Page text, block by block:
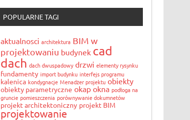
POPULARNE TAGI
aktualnosci architektura BIM w
projektowaniu budynek cad
dach dach dwuspadowy drzwi elementy rysynku
fundamenty import budynku interfejs programu
kalenica kondygnacje Menadżer projektu obiekty
obiekty parametryczne okap okna podłoga na
gruncie pomieszczenia porównywanie dokumnetów
projekt architektoniczny projekt BIM
projektowanie